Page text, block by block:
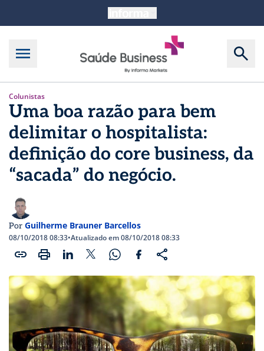
Colunistas
Uma boa razão para bem
delimitar o hospitalista:
definição do core business, da
“sacada” do negócio.
Por Guilherme Brauner Barcellos
08/10/2018 08:33•Atualizado em 08/10/2018 08:33